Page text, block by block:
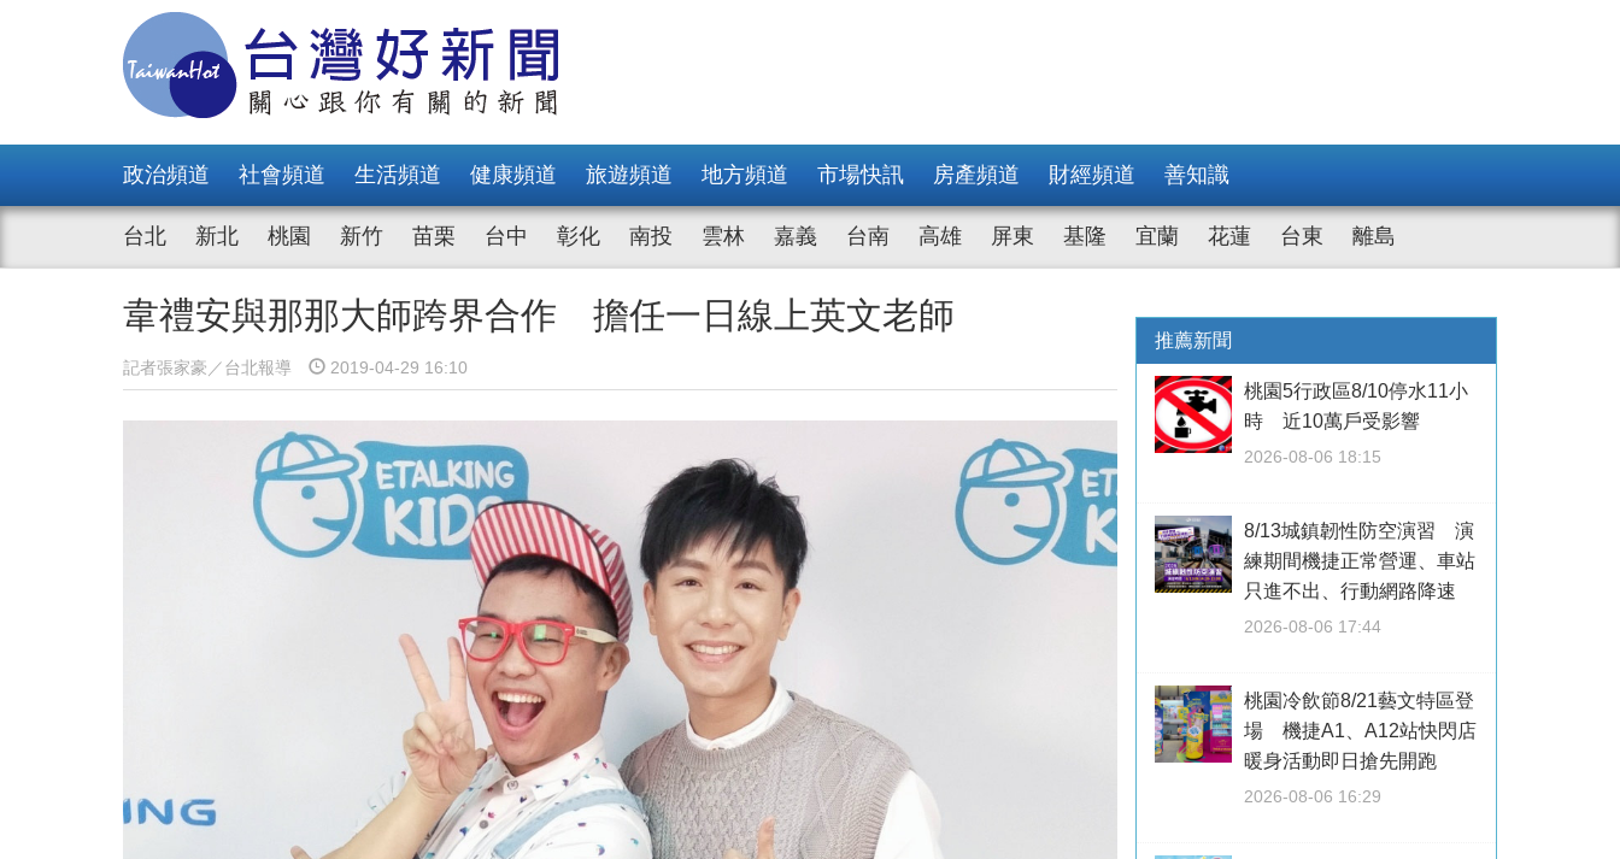
政治頻道 社會頻道 生活頻道 健康頻道 旅遊頻道 地方頻道 市場快訊 房產頻道 財經頻道 善知識
台北 新北 桃園 新竹 苗栗 台中 彰化 南投 雲林 嘉義 台南 高雄 屏東 基隆 宜蘭 花蓮 台東 離島
韋禮安與那那大師跨界合作 擔任一日線上英文老師
記者張家豪／台北報導 2019-04-29 16:10
推薦新聞
桃園5行政區8/10停水11小
時 近10萬戶受影響
2026-08-06 18:15
8/13城鎮韌性防空演習 演
練期間機捷正常營運、車站
只進不出、行動網路降速
2026-08-06 17:44
桃園冷飲節8/21藝文特區登
場 機捷A1、A12站快閃店
暖身活動即日搶先開跑
2026-08-06 16:29